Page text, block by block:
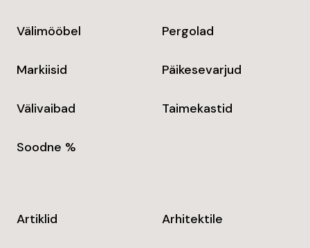
Välimööbel Pergolad
Markiisid Päikesevarjud
Välivaibad Taimekastid
Soodne %
Artiklid Arhitektile